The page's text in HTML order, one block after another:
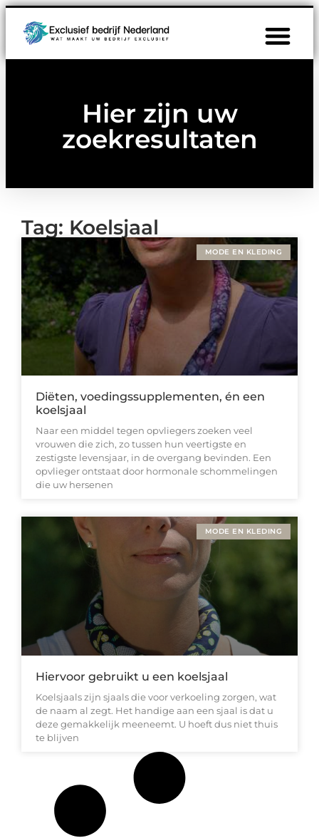
Hier zijn uw
zoekresultaten
Tag: Koelsjaal
MODE EN KLEDING
Diëten, voedingssupplementen, én een
koelsjaal
Naar een middel tegen opvliegers zoeken veel
vrouwen die zich, zo tussen hun veertigste en
zestigste levensjaar, in de overgang bevinden. Een
opvlieger ontstaat door hormonale schommelingen
die uw hersenen
MODE EN KLEDING
Hiervoor gebruikt u een koelsjaal
Koelsjaals zijn sjaals die voor verkoeling zorgen, wat
de naam al zegt. Het handige aan een sjaal is dat u
deze gemakkelijk meeneemt. U hoeft dus niet thuis
te blijven